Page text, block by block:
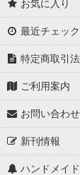
お気に入り
最近チェッ
特定商取引
ご利用案内
お問い合わせ
新刊情報
ハンドメイ